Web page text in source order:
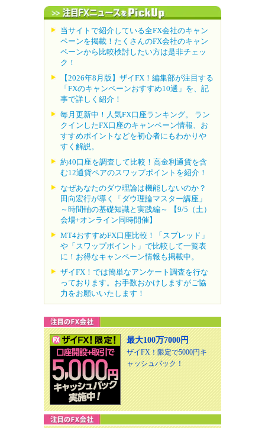
当サイトで紹介している全FX会社のキャン
ペーンを掲載！たくさんのFX会社のキャン
ペーンから比較検討したい方は是非チェッ
ク！
【2026年8月版】ザイFX！編集部が注目する
「FXのキャンペーンおすすめ10選」を、記
事で詳しく紹介！
毎月更新中！人気FX口座ランキング。 ラン
クインしたFX口座のキャンペーン情報、お
すすめポイントなどを初心者にもわかりや
すく解説。
約40口座を調査して比較！高金利通貨を含
む12通貨ペアのスワップポイントを紹介！
なぜあなたのダウ理論は機能しないのか？
田向宏行が導く「ダウ理論マスター講座」
～時間軸の基礎知識と実践編～ 【9/5（土）
会場+オンライン同時開催】
MT4おすすめFX口座比較！「スプレッド」
や「スワップポイント」で比較して一覧表
に！お得なキャンペーン情報も掲載中。
ザイFX！では簡単なアンケート調査を行な
っております。お手数おかけしますがご協
力をお願いいたします！
最大100万7000円
ザイFX！限定で5000円キ
ャッシュバック！